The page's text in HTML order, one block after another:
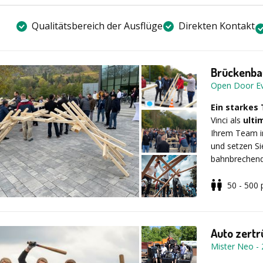
Team-
bemalen
eine andere
Qualitätsbereich der Ausflüge Direkten Kontakt
Open Door
Ein starkes
Vinci als
Ihrem Team
und setzen
kann. Ganz
Architekten
Teamevent,
50 - 500
Auto
Mister Neo -